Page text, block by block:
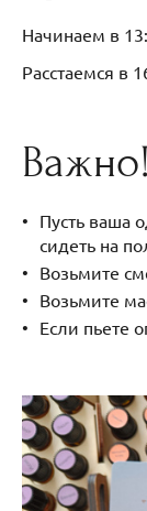
Начинаем в
Расстаемся в
Важно!
Пусть ваша
сидеть на
Возьмите
Возьмите
Если пьете